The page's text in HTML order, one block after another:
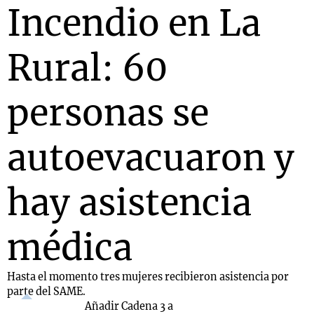
Incendio en La
Rural: 60
personas se
autoevacuaron y
hay asistencia
médica
Hasta el momento tres mujeres recibieron asistencia por
parte del SAME.
Añadir Cadena 3 a